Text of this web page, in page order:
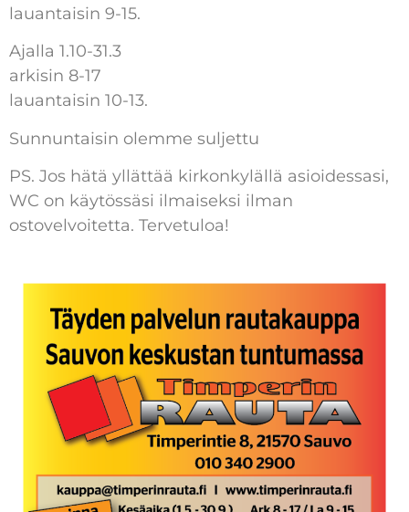
lauantaisin 9-15.
Ajalla 1.10-31.3
arkisin 8-17
lauantaisin 10-13.
Sunnuntaisin olemme suljettu
PS. Jos hätä yllättää kirkonkylällä asioidessasi,
WC on käytössäsi ilmaiseksi ilman
ostovelvoitetta. Tervetuloa!